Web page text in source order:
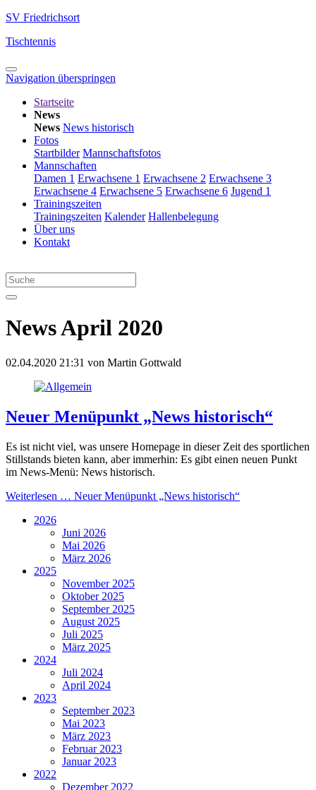
SV Friedrichsort
Tischtennis
Navigation überspringen
Startseite
News
News News historisch
Fotos
Startbilder Mannschaftsfotos
Mannschaften
Damen 1 Erwachsene 1 Erwachsene 2 Erwachsene 3
Erwachsene 4 Erwachsene 5 Erwachsene 6 Jugend 1
Trainingszeiten
Trainingszeiten Kalender Hallenbelegung
Über uns
Kontakt
News April 2020
02.04.2020 21:31 von Martin Gottwald
Neuer Menüpunkt „News historisch“
Es ist nicht viel, was unsere Homepage in dieser Zeit des sportlichen
Stillstands bieten kann, aber immerhin: Es gibt einen neuen Punkt
im News-Menü: News historisch.
Weiterlesen … Neuer Menüpunkt „News historisch“
2026
Juni 2026
Mai 2026
März 2026
2025
November 2025
Oktober 2025
September 2025
August 2025
Juli 2025
März 2025
2024
Juli 2024
April 2024
2023
September 2023
Mai 2023
März 2023
Februar 2023
Januar 2023
2022
Dezember 2022